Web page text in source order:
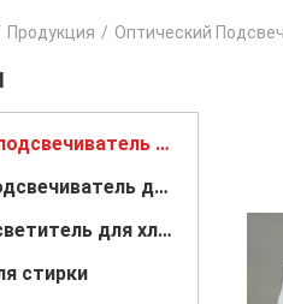
Продукция / Оптический
Оптический подсвечиватель для полиэстера
Оптический подсвечиватель для пластика
Оптический осветитель для хлопка
стирки